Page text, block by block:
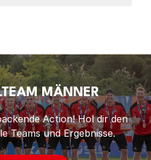
MÄNNER
Action! Hol dir den
Teams und Ergebnisse.